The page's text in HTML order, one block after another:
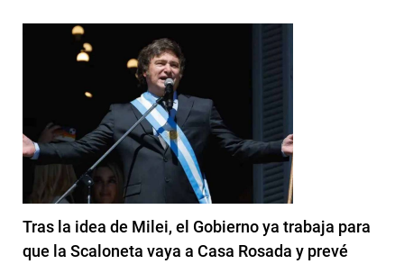
Tras la idea de Milei, el Gobierno ya trabaja para
que la Scaloneta vaya a Casa Rosada y prevé